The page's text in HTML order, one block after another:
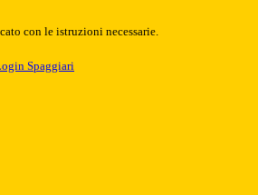
con le istruzioni necessarie.
Spaggiari